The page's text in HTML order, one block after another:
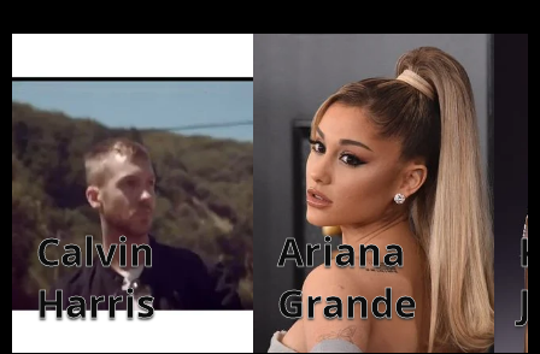
Calvin
Harris
Ariana
Grande